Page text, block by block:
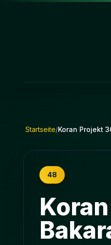
Startseite/Koran Projekt
48